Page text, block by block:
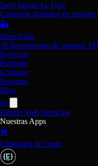
Save Image As Type
Convierte formatos de imagen
🏜️
DuneTools
38 herramientas de imagen,
Servicios
Portfolio
Contacto
Nosotros
Blog
en
Diseño Web Servicios
Nuestras Apps
🛠️
Utilidades de Texto